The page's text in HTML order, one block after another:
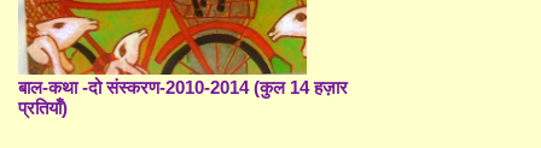
बाल-कथा -दो संस्करण-2010-2014 (कुल 14 हज़ार
प्रतियाँ)